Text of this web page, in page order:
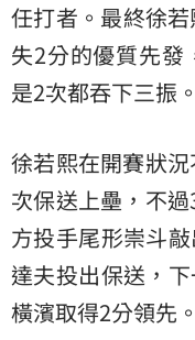
任打者。最終徐
失2分的優質先發
是2次都吞下三振。
徐若熙在開賽狀
次保送上壘，不
方投手尾形崇斗
達夫投出保送，
橫濱取得2分領先。